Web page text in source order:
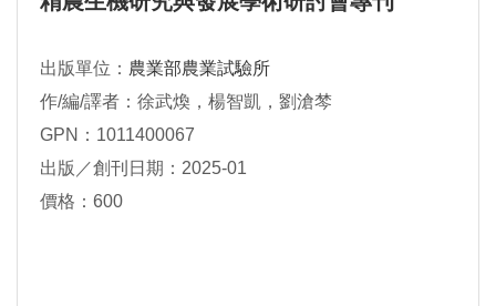
出版單位： 農業部農業試驗所
作/編/譯者：徐武煥，楊智凱，劉滄棽
GPN：1011400067
出版／創刊日期：2025-01
價格：600